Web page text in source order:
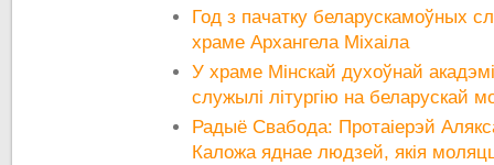
Год з пачатку беларускамоўных
храме Архангела Міхаіла
У храме Мінскай духоўнай
служылі літургію на беларускай
Радыё Свабода: Протаіерэй
Каложа яднае людзей, якія